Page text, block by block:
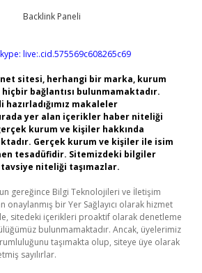
live:.cid.575569c608265c69
sitesi, herhangi bir marka, kurum
bağlantısı bulunmamaktadır.
hazırladığımız makaleler
yer alan içerikler haber niteliği
kurum ve kişiler hakkında
Gerçek kurum ve kişiler ile isim
tesadüfidir. Sitemizdeki bilgiler
niteliği taşımazlar.
gereğince Bilgi Teknolojileri ve İletişim
onaylanmış bir Yer Sağlayıcı olarak hizmet
sitedeki içerikleri proaktif olarak denetleme
bulunmamaktadır. Ancak, üyelerimiz
taşımakta olup, siteye üye olarak
sayılırlar.